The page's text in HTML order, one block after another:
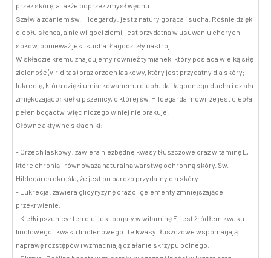
przez skórę, a także poprzez zmysł węchu.
Szałwia zdaniem św.Hildegardy: jest z natury gorąca i sucha. Rośnie dzięki
ciepłu słońca, a nie wilgoci ziemi, jest przydatna w usuwaniu chorych
soków, ponieważ jest sucha. Łagodzi zły nastrój.
W składzie kremu znajdujemy również tymianek, który posiada wielką siłę
zieloność (viriditas) oraz orzech laskowy, który jest przydatny dla skóry;
lukrecję, która dzięki umiarkowanemu ciepłu daj łagodnego ducha i działa
zmiękczająco; kiełki pszenicy, o której św. Hildegarda mówi, że jest ciepła,
pełen bogactw, więc niczego w niej nie brakuje.
Główne aktywne składniki:
- Orzech laskowy: zawiera niezbędne kwasy tłuszczowe oraz witaminę E,
które chronią i równoważą naturalną warstwę ochronną skóry. Św.
Hildegarda określa, że jest on bardzo przydatny dla skóry.
- Lukrecja: zawiera glicyryzynę oraz oligelementy zmniejszające
przekrwienie.
- Kiełki pszenicy: ten olej jest bogaty w witaminę E, jest źródłem kwasu
linolowego i kwasu linolenowego. Te kwasy tłuszczowe wspomagają
naprawę rozstępów i wzmacniają działanie skrzypu polnego.